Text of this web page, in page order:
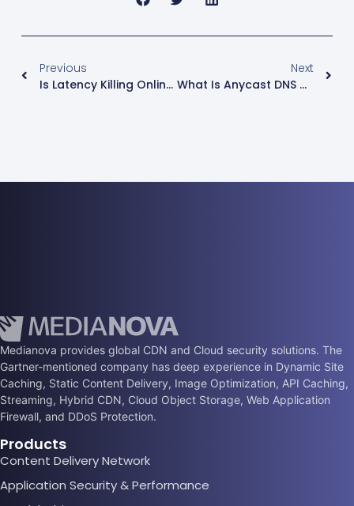
Previous
Is Latency Killing Online Gaming?
Next
What Is Anycast DNS And What Are Its Benefits?
Medianova provides global CDN and Cloud security solutions. The
Gartner-mentioned company has deep experience in Dynamic Site
Caching, Static Content Delivery, Image Optimization, API Caching,
Streaming, Hybrid CDN, Cloud Object Storage, Web Application
Firewall, and DDoS Protection.
Products
Content Delivery Network
Application Security & Performance